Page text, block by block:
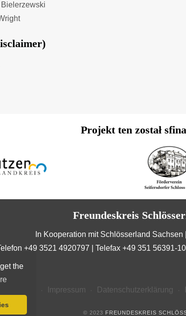
the
Projekt ten został
Freundeskreis
In Kooperation mit Schlösserland Sachsen |
+49 3521 4920797 | Telefax +49 351 56391-
Impressum Datenschutzerklärung
© 2023 FREUNDESKREIS